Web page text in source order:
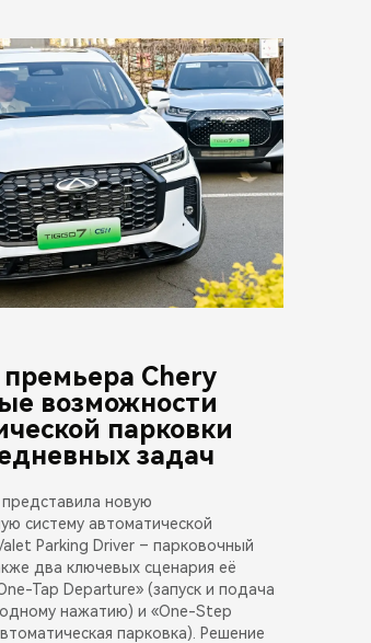
Chery
возможности
парковки
задач
новую
систему автоматической
Parking Driver – парковочный
два ключевых сценария её
Tap Departure» (запуск и подача
нажатию) и «One-Step
парковка). Решение